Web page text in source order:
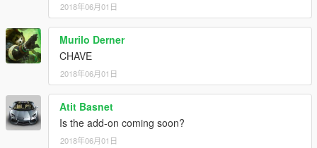
Peço com muita educação que respeite o trabalho dos outros.
********************BRAZIL********************
2018年06月01日
Murilo Derner
CHAVE
2018年06月01日
Atit Basnet
Is the add-on coming soon?
2018年06月01日